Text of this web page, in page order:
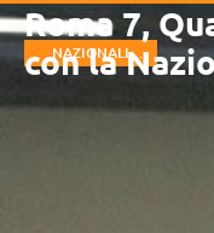
NAZIONALI
GIOVANILI
Roma 7,
con la